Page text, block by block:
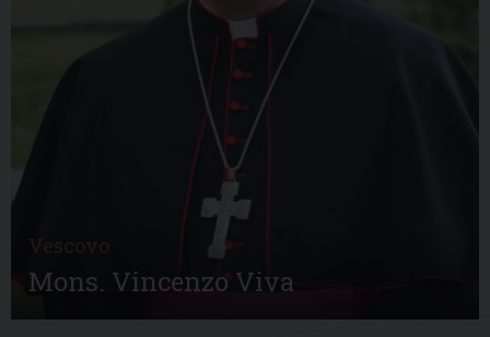
Vescovo
Mons. Vincenzo Viva